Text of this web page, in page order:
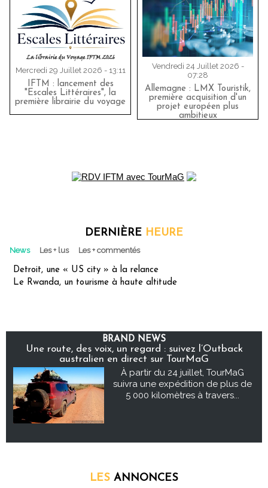
Mercredi 29 Juillet 2026 - 13:11
IFTM : lancement des
"Escales Littéraires", la
première librairie du voyage
Vendredi 24 Juillet 2026 -
07:28
Allemagne : LMX Touristik,
première acquisition d'un
projet européen plus
ambitieux
DERNIÈRE HEURE
News Les + lus Les + commentés
Detroit, une « US city » à la relance
Le Rwanda, un tourisme à haute altitude
BRAND NEWS
Une route, des voix, un regard : suivez l’Outback
australien en direct sur TourMaG
À partir du 24 juillet, TourMaG
suivra une expédition de plus de
5 000 kilomètres à travers...
LES ANNONCES